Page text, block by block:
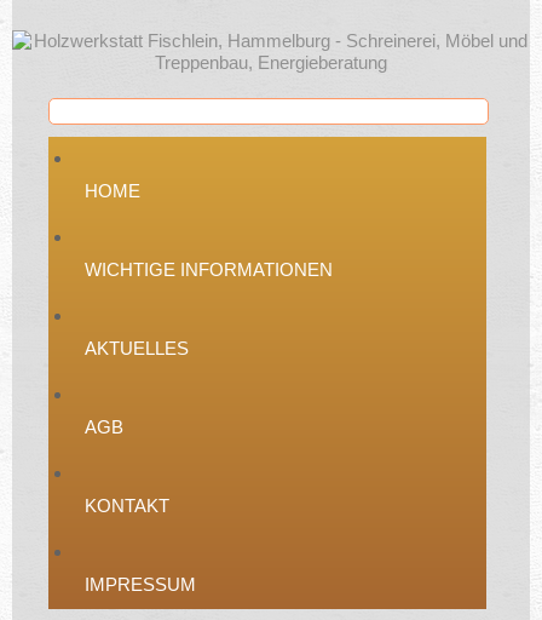
HOME
WICHTIGE INFORMATIONEN
AKTUELLES
AGB
KONTAKT
IMPRESSUM